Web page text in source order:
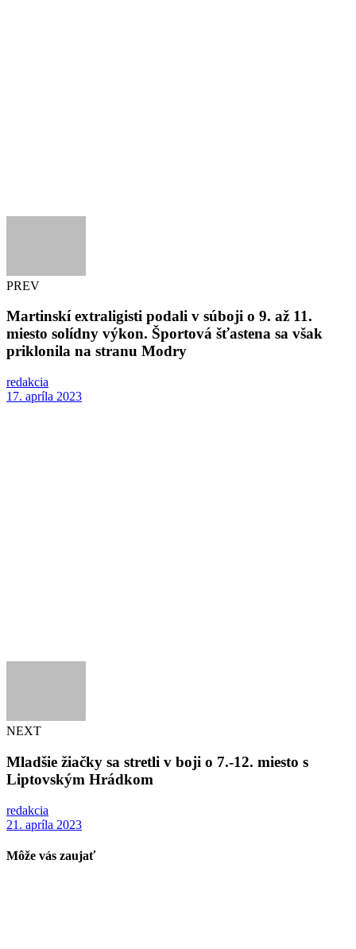
PREV
Martinskí extraligisti podali v súboji o 9. až 11.
miesto solídny výkon. Športová šťastena sa však
priklonila na stranu Modry
redakcia
17. apríla 2023
NEXT
Mladšie žiačky sa stretli v boji o 7.-12. miesto s
Liptovským Hrádkom
redakcia
21. apríla 2023
Môže vás zaujať